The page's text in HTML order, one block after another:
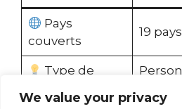
We value your privacy
Pays
couverts
19 pays
Type de